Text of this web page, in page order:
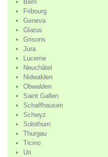
Bern
Fribourg
Geneva
Glarus
Grisons
Jura
Lucerne
Neuchâtel
Nidwalden
Obwalden
Saint Gallen
Schaffhausen
Schwyz
Solothurn
Thurgau
Ticino
Uri